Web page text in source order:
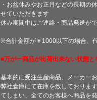
・お盆休みやお正月などの長期の
せていただきます
休み期間中はご連絡・商品発送が
※合計金額が￥1000以下の場合、
■万が一商品が出荷出来ない状態と
基本的に受注生産商品、メーカー
弊社倉庫にて在庫を致しておりま
てしまい、全てのお客様へ商品を